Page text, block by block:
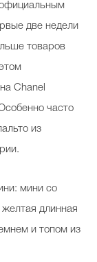
официальным
две недели
товаров
Chanel
часто
из
мини со
длинная
и топом из